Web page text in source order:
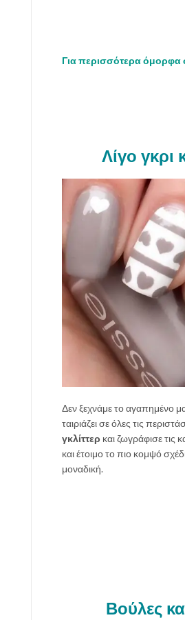
Για περισσότερα όμορφα
Λίγο γκρι
Δεν ξεχνάμε το αγαπημένο
ταιριάζει σε όλες τις
γκλίττερ και ζωγράφισε τις
και έτοιμο το πιο κομψό
μοναδική.
Βούλες